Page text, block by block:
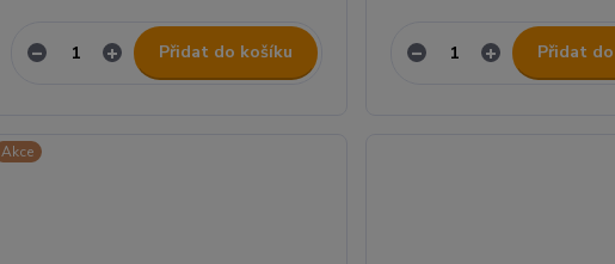
Přidat do košíku Přidat
Akce